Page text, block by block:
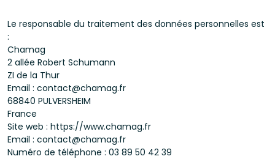
Le responsable du traitement des données personnelles est
:
Chamag
2 allée Robert Schumann
ZI de la Thur
Email : contact@chamag.fr
68840 PULVERSHEIM
France
Site web : https://www.chamag.fr
Email : contact@chamag.fr
Numéro de téléphone : 03 89 50 42 39